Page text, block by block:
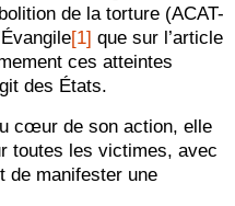
de la torture (ACAT-
[1] que sur l’article
ces atteintes
des États.
cœur de son action, elle
toutes les victimes, avec
de manifester une